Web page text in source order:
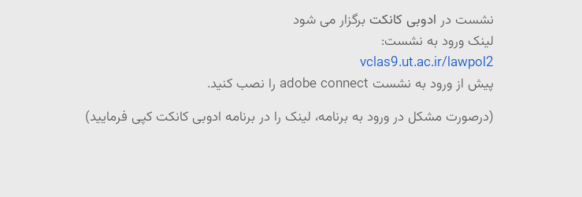
نشست در ادوبی کانکت برگزار می شود
لینک ورود به نشست:
vclas9.ut.ac.ir/lawpol2
پیش از ورود به نشست adobe connect را نصب کنید.
(درصورت مشکل در ورود به برنامه، لینک را در برنامه ادوبی کانکت کپی فرمایید)